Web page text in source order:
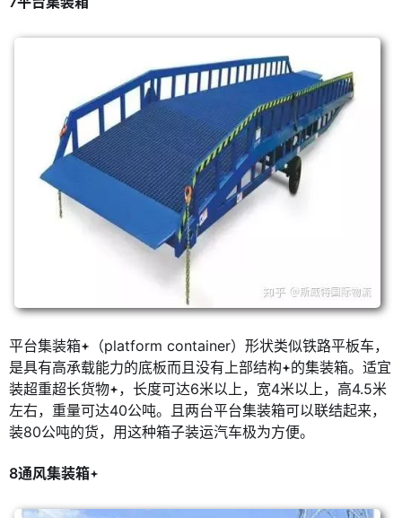
平台集装箱
（platform container）形状类似铁路平板车，
是具有高承载能力的底板而且没有上部结构 的集装箱。适宜
装超重超长货物 ，长度可达6米以上，宽4米以上，高4.5米
左右，重量可达40公吨。且两台平台集装箱可以联结起来，
装80公吨的货，用这种箱子装运汽车极为方便。
8通风集装箱